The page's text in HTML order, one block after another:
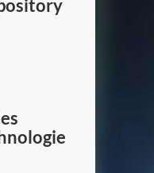
Canada